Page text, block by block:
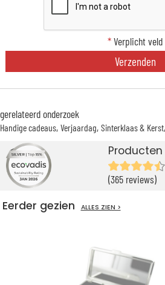
*Verplicht veld
Verzenden
gerelateerd onderzoek
Handige cadeaus Verjaardag Sinterklaas & Kerst
(365 reviews)
Eerder gezien ALLES ZIEN >